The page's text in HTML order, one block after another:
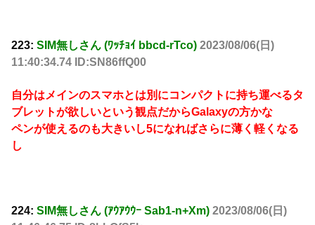
223: SIM無しさん (ﾜｯﾁｮｲ bbcd-rTco) 2023/08/06(日)
11:40:34.74 ID:SN86ffQ00
自分はメインのスマホとは別にコンパクトに持ち運べるタ
ブレットが欲しいという観点だからGalaxyの方かな
ペンが使えるのも大きいし5になればさらに薄く軽くなる
し
224: SIM無しさん (ｱｳｱｳｳｰ Sab1-n+Xm) 2023/08/06(日)